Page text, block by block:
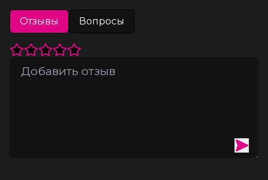
Отзывы Вопросы